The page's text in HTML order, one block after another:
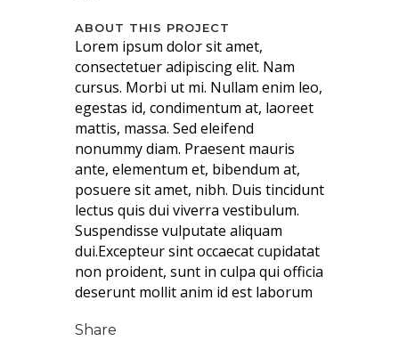
ABOUT THIS PROJECT
Lorem ipsum dolor sit amet,
consectetuer adipiscing elit. Nam
cursus. Morbi ut mi. Nullam enim leo,
egestas id, condimentum at, laoreet
mattis, massa. Sed eleifend
nonummy diam. Praesent mauris
ante, elementum et, bibendum at,
posuere sit amet, nibh. Duis tincidunt
lectus quis dui viverra vestibulum.
Suspendisse vulputate aliquam
dui.Excepteur sint occaecat cupidatat
non proident, sunt in culpa qui officia
deserunt mollit anim id est laborum
Share